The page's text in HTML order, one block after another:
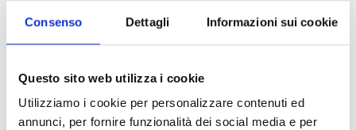
Consenso Dettagli Informazioni sui cookie
Questo sito web utilizza i cookie
Utilizziamo i cookie per personalizzare contenuti ed
annunci, per fornire funzionalità dei social media e per
CulturForum di Laces.
Luogo dell'evento
- Laces